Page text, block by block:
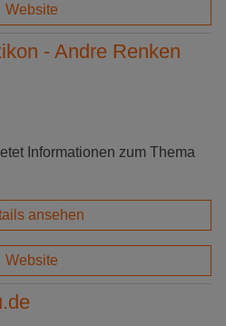
Website
- Andre Renken
Informationen zum Thema
ansehen
Website